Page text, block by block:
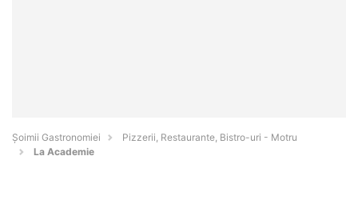
Șoimii Gastronomiei
Pizzerii, Restaurante, Bistro-uri - Motru
La Academie